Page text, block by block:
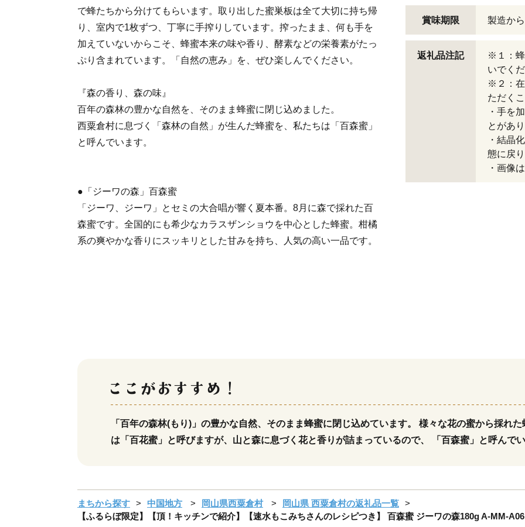
で蜂たちから分けてもらいます。取り出した蜜巣板は全て大切に持ち帰
り、室内で1枚ずつ、丁寧に手搾りしています。搾ったまま、何も手を
加えていないからこそ、蜂蜜本来の味や香り、酵素などの栄養素がたっ
ぷり含まれています。「自然の恵み」を、ぜひ楽しんでください。
『森の香り、森の味』
百年の森林の豊かな自然を、そのまま蜂蜜に閉じ込めました。
西粟倉村に息づく「森林の自然」が生んだ蜂蜜を、私たちは「百森蜜」
と呼んでいます。
●「ジーワの森」百森蜜
「ジーワ、ジーワ」とセミの大合唱が響く夏本番。8月に森で採れた百
森蜜です。全国的にも希少なカラスザンショウを中心とした蜂蜜。柑橘
系の爽やかな香りにスッキリとした甘みを持ち、人気の高い一品です。
賞味期限 製造か
返礼品注記
※１：蜂
いでく
※２：在
ただく
・手を
とがあ
・結晶
態に戻
・画像
「百年の森林(もり)」の豊かな自然、そのまま蜂蜜に閉じ込めています。 様々な花の蜜から採れ
は「百花蜜」と呼びますが、山と森に息づく花と香りが詰まっているので、 「百森蜜」と呼んで
まちから探す 中国地方 岡山県西粟倉村
岡山県 西粟倉村の返礼品一覧
【ふるらぼ限定】【頂！キッチンで紹介】【速水もこみちさんのレシピつき】 百森蜜 ジーワの森180g A-MM-